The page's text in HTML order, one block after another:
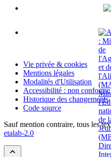
Vie privée & cookies
Mentions légales
Modalités d'Utilisation
Accessibilité : non conforme
Historique des changements
Code source
Sauf mention contraire, tous les
etalab-2.0